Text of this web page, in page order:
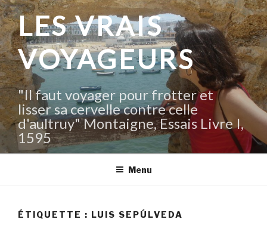
Aller
au
contenu
principal
LES VRAIS
VOYAGEURS
"Il faut voyager pour frotter et
lisser sa cervelle contre celle
d'aultruy" Montaigne, Essais Livre I,
1595
Menu
ÉTIQUETTE : LUIS SEPÚLVEDA